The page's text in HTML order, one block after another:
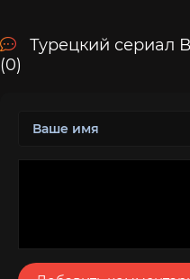
Турецкий сериал
(0)